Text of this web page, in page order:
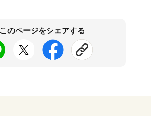
このページをシェアする